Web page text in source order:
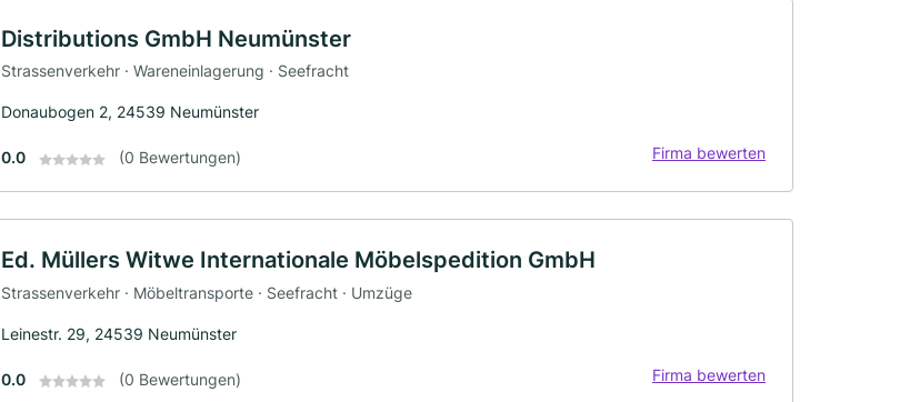
Distributions GmbH Neumünster
Strassenverkehr · Wareneinlagerung · Seefracht
Donaubogen 2, 24539 Neumünster
0.0 (0 Bewertungen) Firma bewerten
Ed. Müllers Witwe Internationale Möbelspedition GmbH
Strassenverkehr · Möbeltransporte · Seefracht · Umzüge
Leinestr. 29, 24539 Neumünster
0.0 (0 Bewertungen) Firma bewerten